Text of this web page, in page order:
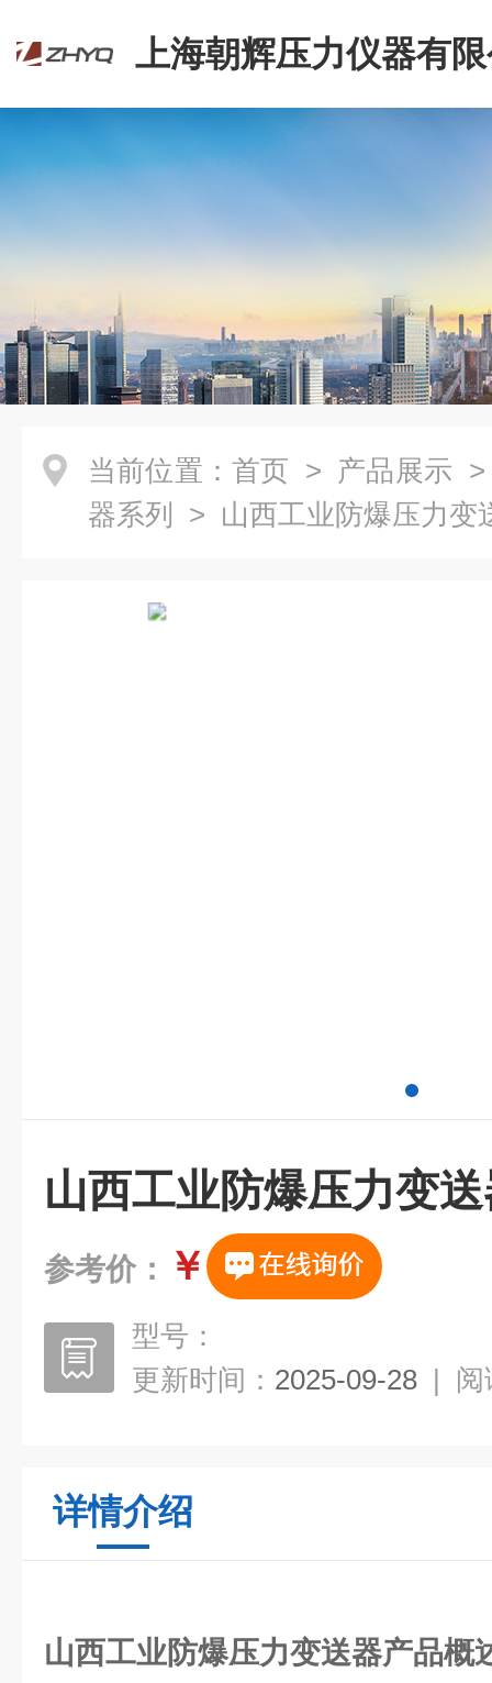
上海朝辉压力仪器有
当前位置： 首页 > 产品展示
器系列
> 山西工业防爆压力变
山西工业防爆压力变
参考价： ￥
型号：
更新时间： 2025-09-28 | 阅
详情介绍
山西工业防爆压力变送器产品概